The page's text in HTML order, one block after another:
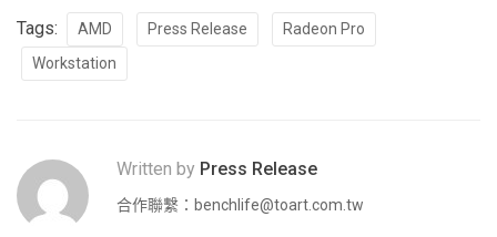
Tags: AMD Press Release
Radeon Pro
Workstation
Written by Press Release
合作聯繫： benchlife@toart.com.tw